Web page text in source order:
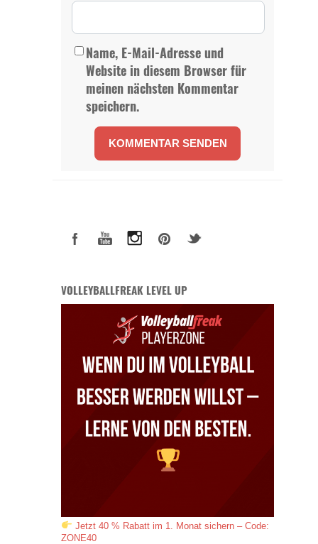
Name, E-Mail-Adresse und
Website in diesem Browser für
meinen nächsten Kommentar
speichern.
VOLLEYBALLFREAK LEVEL UP
Jetzt 40 % Rabatt im 1. Monat sichern – Code:
ZONE40